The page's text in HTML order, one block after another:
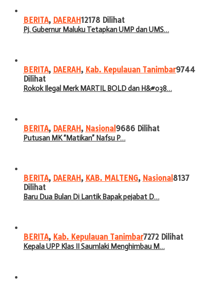
BERITA, DAERAH12178 Dilihat
Pj. Gubernur Maluku Tetapkan UMP dan UMS…
BERITA, DAERAH, Kab. Kepulauan Tanimbar9744
Dilihat
Rokok Ilegal Merk MARTIL BOLD dan H&#038…
BERITA, DAERAH, Nasional 9686 Dilihat
Putusan MK “Matikan” Nafsu P…
BERITA, DAERAH, KAB. MALTENG, Nasional 8137
Dilihat
Baru Dua Bulan Di Lantik Bapak pejabat D…
BERITA, Kab. Kepulauan Tanimbar7272 Dilihat
Kepala UPP Klas II Saumlaki Menghimbau M…